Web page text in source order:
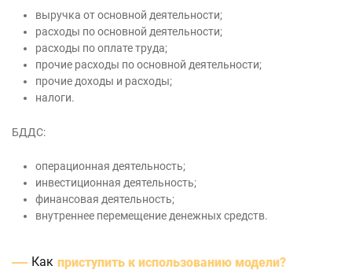
выручка от основной деятельности;
расходы по основной деятельности;
расходы по оплате труда;
прочие расходы по основной деятельности;
прочие доходы и расходы;
налоги.
БДДС:
операционная деятельность;
инвестиционная деятельность;
финансовая деятельность;
внутреннее перемещение денежных средств.
Как приступить к использованию модели?